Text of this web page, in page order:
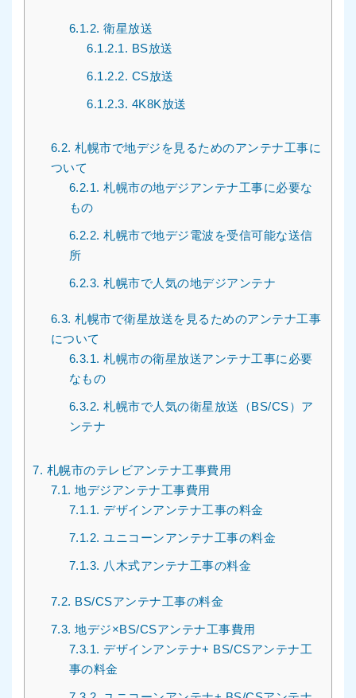
6.1.2. 衛星放送
6.1.2.1. BS放送
6.1.2.2. CS放送
6.1.2.3. 4K8K放送
6.2. 札幌市で地デジを見るためのアンテナ工事に
ついて
6.2.1. 札幌市の地デジアンテナ工事に必要な
もの
6.2.2. 札幌市で地デジ電波を受信可能な送信
所
6.2.3. 札幌市で人気の地デジアンテナ
6.3. 札幌市で衛星放送を見るためのアンテナ工事
について
6.3.1. 札幌市の衛星放送アンテナ工事に必要
なもの
6.3.2. 札幌市で人気の衛星放送（BS/CS）ア
ンテナ
7. 札幌市のテレビアンテナ工事費用
7.1. 地デジアンテナ工事費用
7.1.1. デザインアンテナ工事の料金
7.1.2. ユニコーンアンテナ工事の料金
7.1.3. 八木式アンテナ工事の料金
7.2. BS/CSアンテナ工事の料金
7.3. 地デジ×BS/CSアンテナ工事費用
7.3.1. デザインアンテナ+ BS/CSアンテナ工
事の料金